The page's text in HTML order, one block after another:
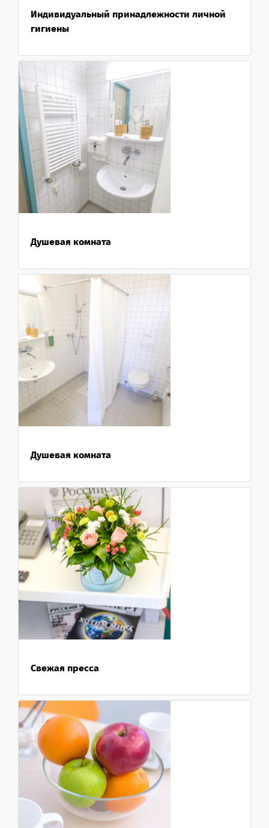
Индивидуальный принадлежности личной
гигиены
Душевая комната
Душевая комната
Свежая пресса